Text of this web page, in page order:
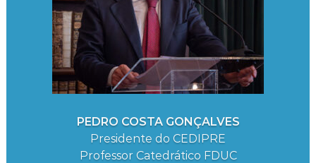
PEDRO COSTA GONÇALVES
Presidente do CEDIPRE
Professor Catedrático FDUC